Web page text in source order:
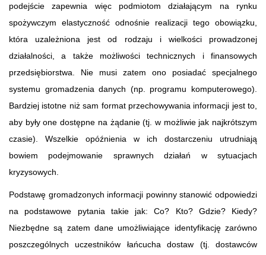
podejście zapewnia więc podmiotom działającym na rynku
spożywczym elastyczność odnośnie realizacji tego obowiązku,
która uzależniona jest od rodzaju i wielkości prowadzonej
działalności, a także możliwości technicznych i finansowych
przedsiębiorstwa. Nie musi zatem ono posiadać specjalnego
systemu gromadzenia danych (np. programu komputerowego).
Bardziej istotne niż sam format przechowywania informacji jest to,
aby były one dostępne na żądanie (tj. w możliwie jak najkrótszym
czasie). Wszelkie opóźnienia w ich dostarczeniu utrudniają
bowiem podejmowanie sprawnych działań w sytuacjach
kryzysowych.
Podstawę gromadzonych informacji powinny stanowić odpowiedzi
na podstawowe pytania takie jak: Co? Kto? Gdzie? Kiedy?
Niezbędne są zatem dane umożliwiające identyfikację zarówno
poszczególnych uczestników łańcucha dostaw (tj. dostawców